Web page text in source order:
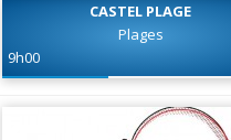
CASTEL PLAGE
Plages
9h00